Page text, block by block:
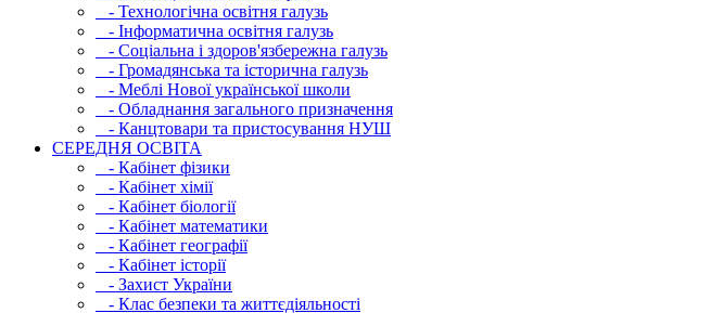
- Технологічна освітня галузь
- Інфopматична освітня галузь
- Соціальна і здоров'язбережна галузь
- Громадянська та історична галузь
- Меблі Нової української школи
- Обладнання загального призначення
- Канцтовари та пристосування НУШ
СЕРЕДНЯ ОСВIТА
- Кабінет фізики
- Кабінет хімії
- Кабінет біології
- Кабінет математики
- Кабінет географії
- Кабінет історії
- Захист України
- Клас безпеки та життєдіяльності